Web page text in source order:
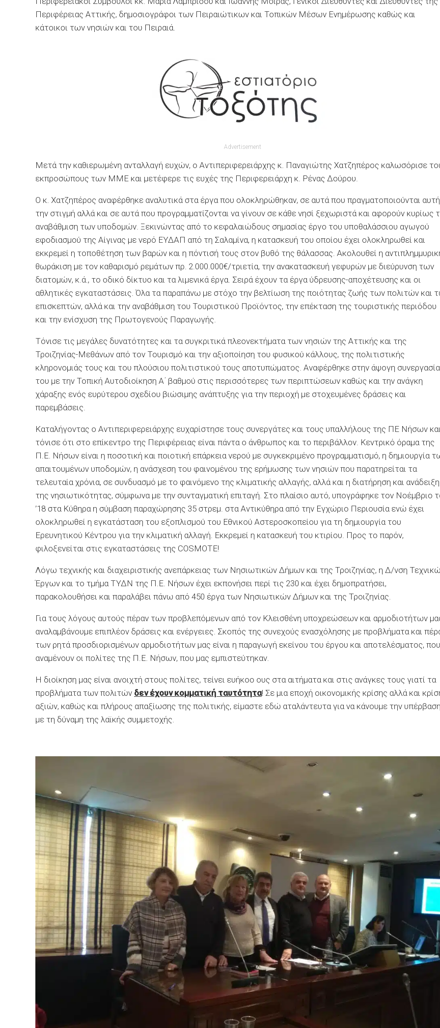
Περιφέρειας Αττικής, δημοσιογράφοι των Πειραιώτικων και Τοπικών Μέσων Ενημέρωσης καθώς και
κάτοικοι των νησιών και του Πειραιά.
Advertisement
Μετά την καθιερωμένη ανταλλαγή ευχών, ο Αντιπεριφερειάρχης κ. Παναγιώτης Χατζηπέρος καλωσόρισε
εκπροσώπους των ΜΜΕ και μετέφερε τις ευχές της Περιφερειάρχη κ. Ρένας Δούρου.
Ο κ. Χατζηπέρος αναφέρθηκε αναλυτικά στα έργα που ολοκληρώθηκαν, σε αυτά που πραγματοποιούνται αυτή
την στιγμή αλλά και σε αυτά που προγραμματίζονται να γίνουν σε κάθε νησί ξεχωριστά και αφορούν κυρίως
αναβάθμιση των υποδομών. Ξεκινώντας από το κεφαλαιώδους σημασίας έργο του υποθαλάσσιου αγωγού
εφοδιασμού της Αίγινας με νερό ΕΥΔΑΠ από τη Σαλαμίνα, η κατασκευή του οποίου έχει ολοκληρωθεί και
εκκρεμεί η τοποθέτηση των βαρών και η πόντισή τους στον βυθό της θάλασσας. Ακολουθεί η
θωράκιση με τον καθαρισμό ρεμάτων πρ. 2.000.000€/τριετία, την ανακατασκευή γεφυρών με διεύρυνση των
διατομών, κ.ά., το οδικό δίκτυο και τα λιμενικά έργα. Σειρά έχουν τα έργα ύδρευσης-αποχέτευσης και οι
αθλητικές εγκαταστάσεις. Όλα τα παραπάνω με στόχο την βελτίωση της ποιότητας ζωής των πολιτών και
επισκεπτών, αλλά και την αναβάθμιση του Τουριστικού Προϊόντος, την επέκταση της τουριστικής περιόδου
και την ενίσχυση της Πρωτογενούς Παραγωγής.
Τόνισε τις μεγάλες δυνατότητες και τα συγκριτικά πλεονεκτήματα των νησιών της Αττικής και της
Τροιζηνίας-Μεθάνων από τον Τουρισμό και την αξιοποίηση του φυσικού κάλλους, της πολιτιστικής
κληρονομιάς τους και του πλούσιου πολιτιστικού τους αποτυπώματος. Αναφέρθηκε στην άψογη συνεργασία
του με την Τοπική Αυτοδιοίκηση Α΄ βαθμού στις περισσότερες των περιπτώσεων καθώς και την ανάγκη
χάραξης ενός ευρύτερου σχεδίου βιώσιμης ανάπτυξης για την περιοχή με στοχευμένες δράσεις και
παρεμβάσεις.
Καταλήγοντας ο Αντιπεριφερειάρχης ευχαρίστησε τους συνεργάτες και τους υπαλλήλους της ΠΕ Νήσων και
τόνισε ότι στο επίκεντρο της Περιφέρειας είναι πάντα ο άνθρωπος και το περιβάλλον. Κεντρικό όραμα της
Π.Ε. Νήσων είναι η ποσοτική και ποιοτική επάρκεια νερού με συγκεκριμένο προγραμματισμό, η δημιουργία
απαιτουμένων υποδομών, η ανάσχεση του φαινομένου της ερήμωσης των νησιών που παρατηρείται τα
τελευταία χρόνια, σε συνδυασμό με το φαινόμενο της κλιματικής αλλαγής, αλλά και η διατήρηση και ανάδειξη
της νησιωτικότητας, σύμφωνα με την συνταγματική επιταγή. Στο πλαίσιο αυτό, υπογράφηκε τον Νοέμβριο
’18 στα Κύθηρα η σύμβαση παραχώρησης 35 στρεμ. στα Αντικύθηρα από την Εγχώριο Περιουσία ενώ έχει
ολοκληρωθεί η εγκατάσταση του εξοπλισμού του Εθνικού Αστεροσκοπείου για τη δημιουργία του
Ερευνητικού Κέντρου για την κλιματική αλλαγή. Εκκρεμεί η κατασκευή του κτιρίου. Προς το παρόν,
φιλοξενείται στις εγκαταστάσεις της COSMOTE!
Λόγω τεχνικής και διαχειριστικής ανεπάρκειας των Νησιωτικών Δήμων και της Τροιζηνίας, η Δ/νση
Έργων και το τμήμα ΤΥΔΝ της Π.Ε. Νήσων έχει εκπονήσει περί τις 230 και έχει δημοπρατήσει,
παρακολουθήσει και παραλάβει πάνω από 450 έργα των Νησιωτικών Δήμων και της Τροιζηνίας.
Για τους λόγους αυτούς πέραν των προβλεπόμενων από τον Κλεισθένη υποχρεώσεων και αρμοδιοτήτων
αναλαμβάνουμε επιπλέον δράσεις και ενέργειες. Σκοπός της συνεχούς ενασχόλησης με προβλήματα και
των ρητά προσδιορισμένων αρμοδιοτήτων μας είναι η παραγωγή εκείνου του έργου και αποτελέσματος, που
αναμένουν οι πολίτες της Π.Ε. Νήσων, που μας εμπιστεύτηκαν.
Η διοίκηση μας είναι ανοιχτή στους πολίτες, τείνει ευήκοο ους στα αιτήματα και στις ανάγκες τους γιατί τα
προβλήματα των πολιτών δεν έχουν κομματική ταυτότητα! Σε μια εποχή οικονομικής κρίσης αλλά και
αξιών, καθώς και πλήρους απαξίωσης της πολιτικής, είμαστε εδώ αταλάντευτα για να κάνουμε την υπέρβαση
με τη δύναμη της λαϊκής συμμετοχής.